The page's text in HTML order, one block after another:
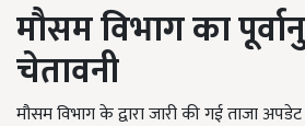
मौसम विभाग का
चेतावनी
मौसम विभाग के द्वारा जारी की गई ताजा